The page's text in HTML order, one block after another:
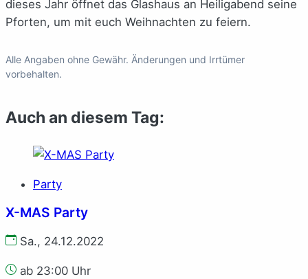
dieses Jahr öffnet das Glashaus an Heiligabend seine
Pforten, um mit euch Weihnachten zu feiern.
Alle Angaben ohne Gewähr. Änderungen und Irrtümer
vorbehalten.
Auch an diesem Tag:
Party
X-MAS Party
Sa., 24.12.2022
ab 23:00 Uhr